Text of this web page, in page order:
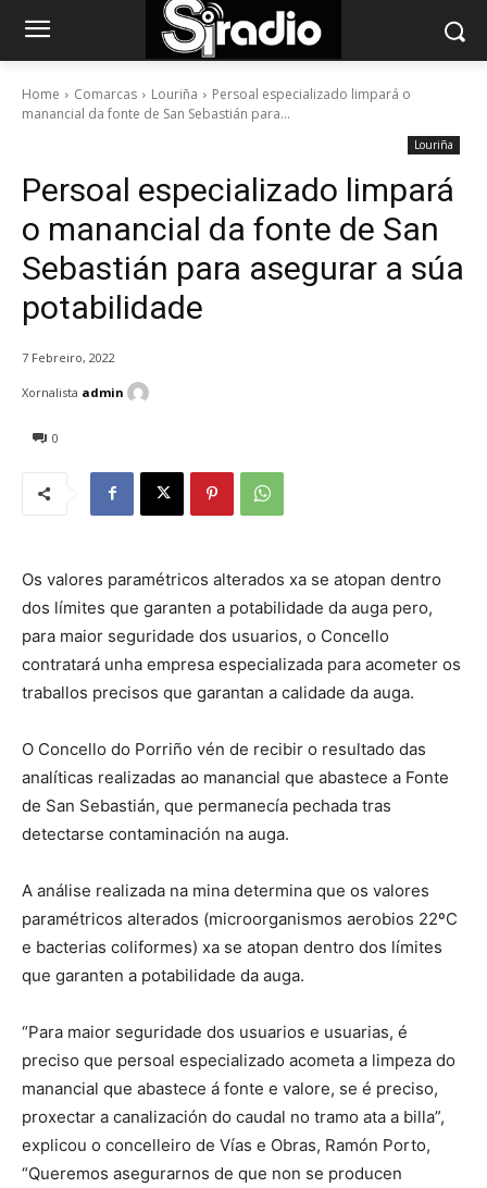
Home Comarcas Louriña
Persoal especializado limpará o
manancial da fonte de San Sebastián para...
Louriña
Persoal especializado limpará
o manancial da fonte de San
Sebastián para asegurar a súa
potabilidade
7 Febreiro, 2022
0
Xornalista admin
Os valores paramétricos alterados xa se atopan dentro
dos límites que garanten a potabilidade da auga pero,
para maior seguridade dos usuarios, o Concello
contratará unha empresa especializada para acometer os
traballos precisos que garantan a calidade da auga.
O Concello do Porriño vén de recibir o resultado das
analíticas realizadas ao manancial que abastece a Fonte
de San Sebastián, que permanecía pechada tras
detectarse contaminación na auga.
A análise realizada na mina determina que os valores
paramétricos alterados (microorganismos aerobios 22ºC
e bacterias coliformes) xa se atopan dentro dos límites
que garanten a potabilidade da auga.
“Para maior seguridade dos usuarios e usuarias, é
preciso que persoal especializado acometa a limpeza do
manancial que abastece á fonte e valore, se é preciso,
proxectar a canalización do caudal no tramo ata a billa”,
explicou o concelleiro de Vías e Obras, Ramón Porto,
“Queremos asegurarnos de que non se producen